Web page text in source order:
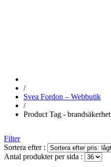
/
Svea Fordon – Webbutik
/
Product Tag - brandsäkerhet
Filter
Sortera efter :
Antal produkter per sida :